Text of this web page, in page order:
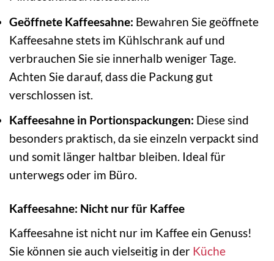
Geöffnete Kaffeesahne: Bewahren Sie geöffnete
Kaffeesahne stets im Kühlschrank auf und
verbrauchen Sie sie innerhalb weniger Tage.
Achten Sie darauf, dass die Packung gut
verschlossen ist.
Kaffeesahne in Portionspackungen: Diese sind
besonders praktisch, da sie einzeln verpackt sind
und somit länger haltbar bleiben. Ideal für
unterwegs oder im Büro.
Kaffeesahne: Nicht nur für Kaffee
Kaffeesahne ist nicht nur im Kaffee ein Genuss!
Sie können sie auch vielseitig in der Küche